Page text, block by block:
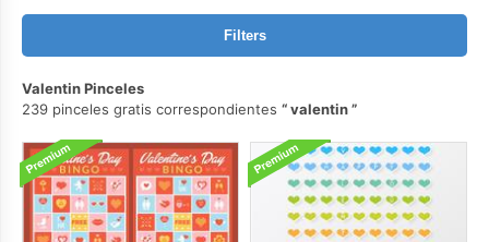
Filters
Valentin Pinceles
239 pinceles gratis correspondientes
valentin